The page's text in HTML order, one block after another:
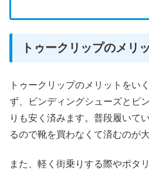
トゥークリップのメリ
トゥークリップのメリットをい
ず、ビンディングシューズとビ
りも安く済みます。普段履いて
るので靴を買わなくて済むのが
また、軽く街乗りする際やポタ